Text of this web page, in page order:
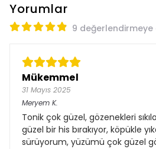
Yorumlar
9
Mükemmel
31 Mayıs 2025
Meryem K.
Tonik çok güzel, gözenekleri
güzel bir his bırakıyor, köpükle
sürüyorum, yüzümü çok güzel